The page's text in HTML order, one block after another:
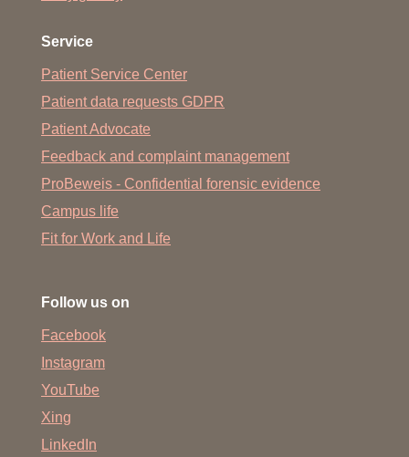
Service
Patient Service Center
Patient data requests GDPR
Patient Advocate
Feedback and complaint management
ProBeweis - Confidential forensic evidence
Campus life
Fit for Work and Life
Follow us on
Facebook
Instagram
YouTube
Xing
LinkedIn